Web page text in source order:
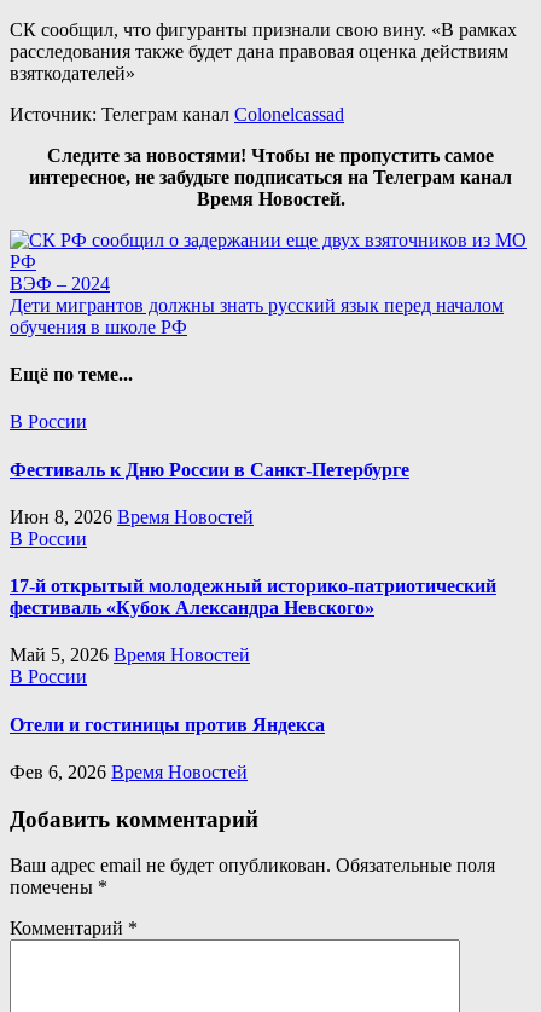
СК сообщил, что фигуранты признали свою вину. «В рамках
расследования также будет дана правовая оценка действиям
взяткодателей»
Источник: Телеграм канал Colonelcassad
Следите за новостями! Чтобы не пропустить самое
интересное, не забудьте подписаться на Телеграм канал
Время Новостей.
Навигация
по
ВЭФ – 2024
Дети мигрантов должны знать русский язык перед началом
обучения в школе РФ
Ещё по теме...
В России
Фестиваль к Дню России в Санкт-Петербурге
Июн 8, 2026 Время Новостей
В России
17-й открытый молодежный историко-патриотический
фестиваль «Кубок Александра Невского»
Май 5, 2026 Время Новостей
В России
Отели и гостиницы против Яндекса
Фев 6, 2026 Время Новостей
Добавить комментарий
Ваш адрес email не будет опубликован. Обязательные поля
помечены *
Комментарий *